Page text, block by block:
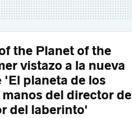
the Planet of the
vistazo a la nueva
'El planeta de los
del director de
del laberinto'